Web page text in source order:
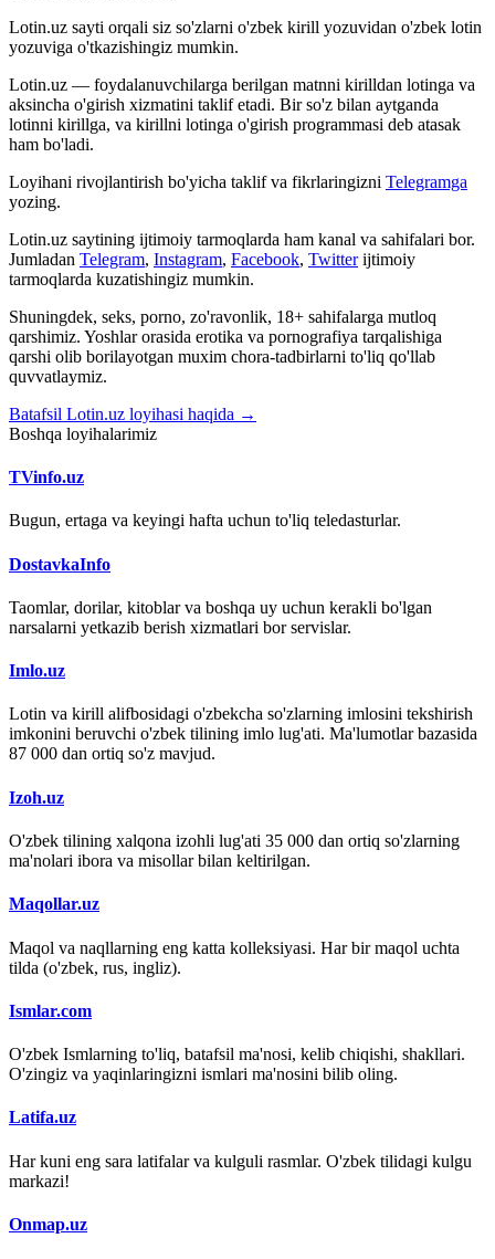
Lotin.uz sayti orqali siz so'zlarni o'zbek kirill yozuvidan o'zbek lotin
yozuviga o'tkazishingiz mumkin.
Lotin.uz — foydalanuvchilarga berilgan matnni kirilldan lotinga va
aksincha o'girish xizmatini taklif etadi. Bir so'z bilan aytganda
lotinni kirillga, va kirillni lotinga o'girish programmasi deb atasak
ham bo'ladi.
Loyihani rivojlantirish bo'yicha taklif va fikrlaringizni Telegramga
yozing.
Lotin.uz saytining ijtimoiy tarmoqlarda ham kanal va sahifalari bor.
Jumladan Telegram, Instagram, Facebook, Twitter ijtimoiy
tarmoqlarda kuzatishingiz mumkin.
Shuningdek, seks, porno, zo'ravonlik, 18+ sahifalarga mutloq
qarshimiz. Yoshlar orasida erotika va pornografiya tarqalishiga
qarshi olib borilayotgan muxim chora-tadbirlarni to'liq qo'llab
quvvatlaymiz.
Batafsil Lotin.uz loyihasi haqida →
Boshqa loyihalarimiz
TVinfo.uz
Bugun, ertaga va keyingi hafta uchun to'liq teledasturlar.
DostavkaInfo
Taomlar, dorilar, kitoblar va boshqa uy uchun kerakli bo'lgan
narsalarni yetkazib berish xizmatlari bor servislar.
Imlo.uz
Lotin va kirill alifbosidagi o'zbekcha so'zlarning imlosini tekshirish
imkonini beruvchi o'zbek tilining imlo lug'ati. Ma'lumotlar bazasida
87 000 dan ortiq so'z mavjud.
Izoh.uz
O'zbek tilining xalqona izohli lug'ati 35 000 dan ortiq so'zlarning
ma'nolari ibora va misollar bilan keltirilgan.
Maqollar.uz
Maqol va naqllarning eng katta kolleksiyasi. Har bir maqol uchta
tilda (o'zbek, rus, ingliz).
Ismlar.com
O'zbek Ismlarning to'liq, batafsil ma'nosi, kelib chiqishi, shakllari.
O'zingiz va yaqinlaringizni ismlari ma'nosini bilib oling.
Latifa.uz
Har kuni eng sara latifalar va kulguli rasmlar. O'zbek tilidagi kulgu
markazi!
Onmap.uz